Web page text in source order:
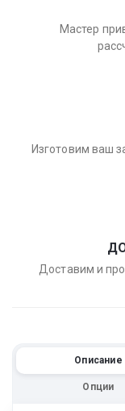
Мастер
Изготовим ваш
Доставим и
Описание
Опции